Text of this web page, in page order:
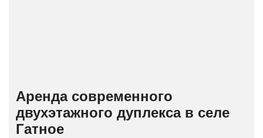
Аренда современного
двухэтажного дуплекса в селе
Гатное